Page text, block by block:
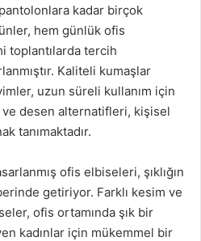
kadar birçok
hem günlük ofis
toplantılarda tercih
Kaliteli kumaşlar
uzun süreli kullanım için
ve desen alternatifleri, kişisel
tanımaktadır.
ofis elbiseleri, şıklığın
getiriyor. Farklı kesim ve
ofis ortamında şık bir
kadınlar için mükemmel bir